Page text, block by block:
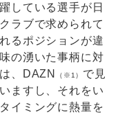
している選手が日
ラブで求められて
るポジションが違
の湧いた事柄に対
、DAZN
（※1） で見
ますし、それをい
イミングに熱量を